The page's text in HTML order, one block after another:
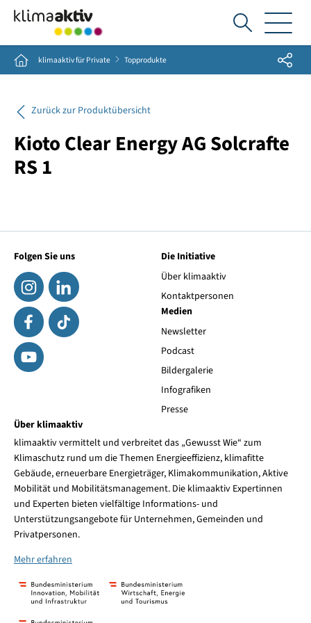
Ich
suche...
Home klimaaktiv für Private Topprodukte Share
Zurück zur Produktübersicht
Kioto Clear Energy AG Solcrafte
RS 1
Folgen Sie uns
Die Initiative
Über klimaaktiv
Kontaktpersonen
Medien
Newsletter
Podcast
Bildergalerie
Infografiken
Presse
Über klimaaktiv
klimaaktiv vermittelt und verbreitet das „Gewusst Wie“ zum
Klimaschutz rund um die Themen Energieeffizienz, klimafitte
Gebäude, erneuerbare Energieträger, Klimakommunikation, Aktive
Mobilität und Mobilitätsmanagement. Die klimaaktiv Expertinnen
und Experten bieten vielfältige Informations- und
Unterstützungsangebote für Unternehmen, Gemeinden und
Privatpersonen.
Mehr erfahren